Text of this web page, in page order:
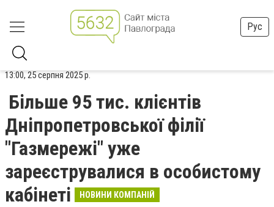
Рус
13:00, 25 серпня 2025 р.
Більше 95 тис. клієнтів
Дніпропетровської філії
"Газмережі" уже
зареєструвалися в особистому
кабінеті
НОВИНИ КОМПАНІЙ